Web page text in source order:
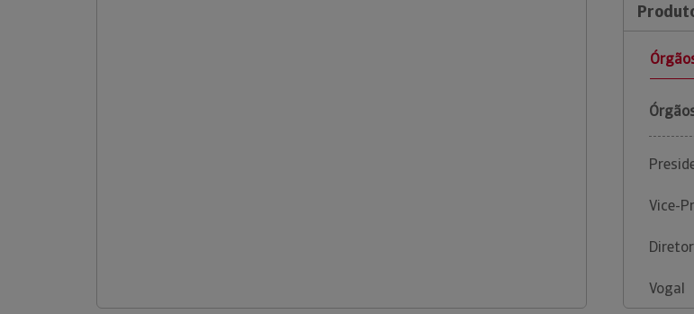
Vice-
Vogal